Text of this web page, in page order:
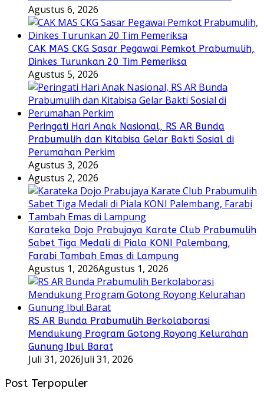
Agustus 6, 2026
CAK MAS CKG Sasar Pegawai Pemkot Prabumulih,
Dinkes Turunkan 20 Tim Pemeriksa
Agustus 5, 2026
Peringati Hari Anak Nasional, RS AR Bunda
Prabumulih dan Kitabisa Gelar Bakti Sosial di
Perumahan Perkim
Agustus 3, 2026
Agustus 2, 2026
Karateka Dojo Prabujaya Karate Club Prabumulih
Sabet Tiga Medali di Piala KONI Palembang,
Farabi Tambah Emas di Lampung
Agustus 1, 2026Agustus 1, 2026
RS AR Bunda Prabumulih Berkolaborasi
Mendukung Program Gotong Royong Kelurahan
Gunung Ibul Barat
Juli 31, 2026Juli 31, 2026
Post Terpopuler